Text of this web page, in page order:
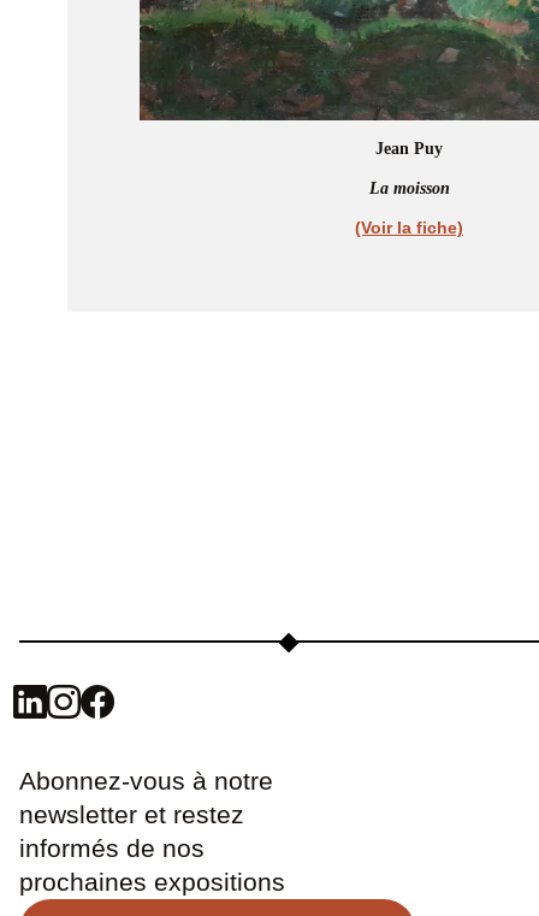
Jean Puy
La moisson
(Voir la fiche)
Abonnez-vous à notre
newsletter et restez
informés de nos
prochaines expositions